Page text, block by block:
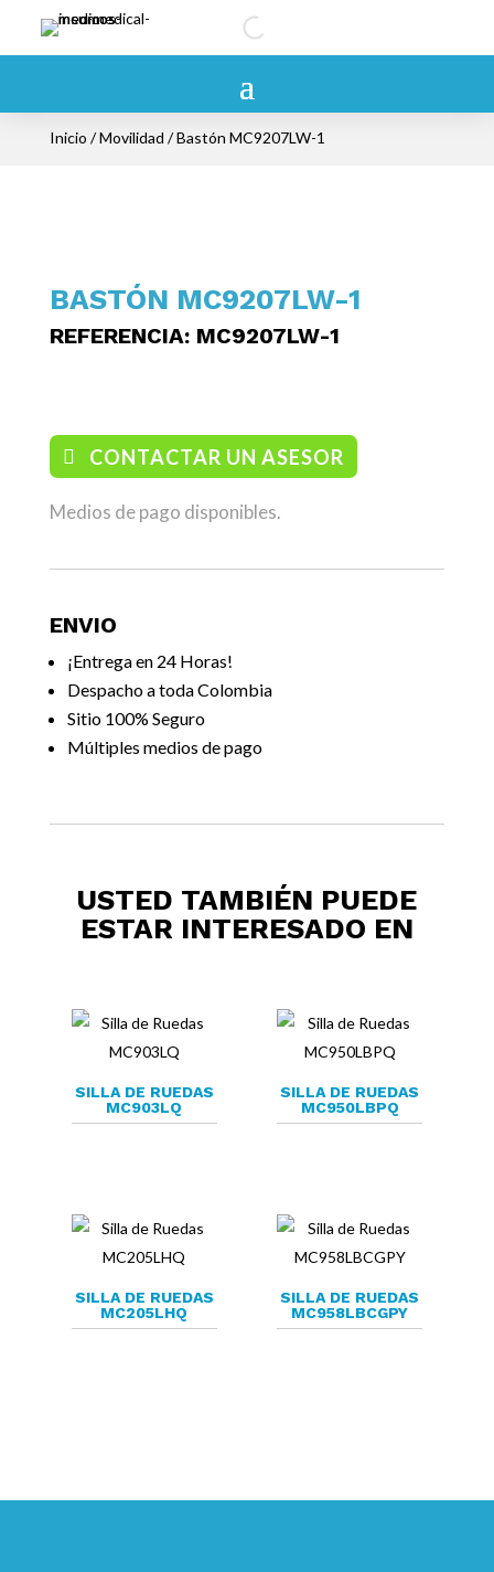
Inicio /Movilidad / Bastón MC9207LW-1
BASTÓN MC9207LW-1
REFERENCIA: MC9207LW-1
CONTACTAR UN ASESOR
Medios de pago disponibles.
ENVIO
¡Entrega en 24 Horas!
Despacho a toda Colombia
Sitio 100% Seguro
Múltiples medios de pago
USTED TAMBIÉN PUEDE
ESTAR INTERESADO EN
SILLA DE RUEDAS
MC903LQ
SILLA DE RUEDAS
MC950LBPQ
SILLA DE RUEDAS
MC205LHQ
SILLA DE RUEDAS
MC958LBCGPY